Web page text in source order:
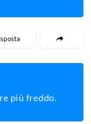
più freddo.